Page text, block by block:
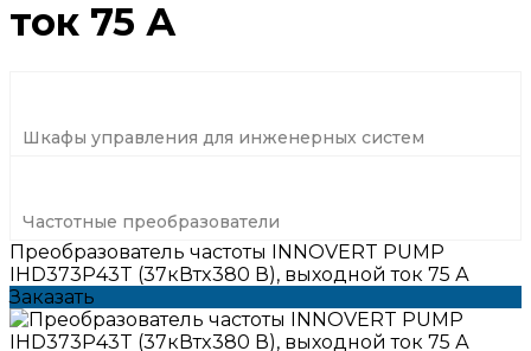
ток 75 А
Шкафы управления для инженерных систем
Частотные преобразователи
Преобразователь частоты INNOVERT PUMP
IHD373P43T (37кВтx380 В), выходной ток 75 А
Заказать